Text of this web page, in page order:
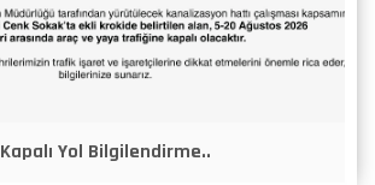
Kapalı Yol Bilgilendirme..